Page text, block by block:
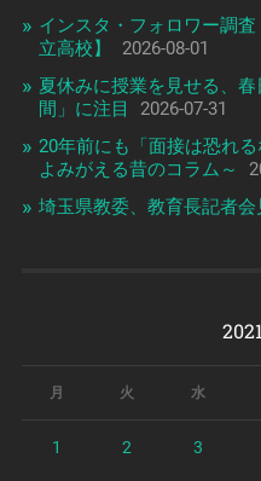
インスタ・フォロワー調
立高校】
2026-08-01
夏休みに授業を見せる、
間」に注目
2026-07-31
20年前にも「面接は恐れ
よみがえる昔のコラム～
埼玉県教委、教育長記者
月 火 水
1 2 3